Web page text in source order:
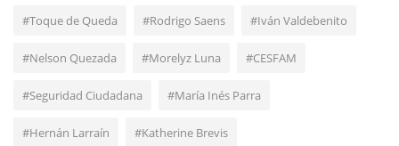
#Toque de Queda #Rodrigo Saens #Iván Valdebenito
#Nelson Quezada #Morelyz Luna #CESFAM
#Seguridad Ciudadana #María Inés Parra
#Hernán Larraín #Katherine Brevis